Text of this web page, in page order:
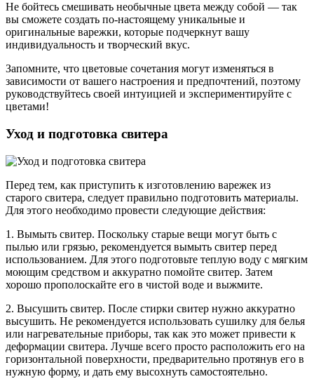
Не бойтесь смешивать необычные цвета между собой — так
вы сможете создать по-настоящему уникальные и
оригинальные варежки, которые подчеркнут вашу
индивидуальность и творческий вкус.
Запомните, что цветовые сочетания могут изменяться в
зависимости от вашего настроения и предпочтений, поэтому
руководствуйтесь своей интуицией и экспериментируйте с
цветами!
Уход и подготовка свитера
Перед тем, как приступить к изготовлению варежек из
старого свитера, следует правильно подготовить материалы.
Для этого необходимо провести следующие действия:
1. Вымыть свитер. Поскольку старые вещи могут быть с
пылью или грязью, рекомендуется вымыть свитер перед
использованием. Для этого подготовьте теплую воду с мягким
моющим средством и аккуратно помойте свитер. Затем
хорошо прополоскайте его в чистой воде и выжмите.
2. Высушить свитер. После стирки свитер нужно аккуратно
высушить. Не рекомендуется использовать сушилку для белья
или нагревательные приборы, так как это может привести к
деформации свитера. Лучше всего просто расположить его на
горизонтальной поверхности, предварительно протянув его в
нужную форму, и дать ему высохнуть самостоятельно.